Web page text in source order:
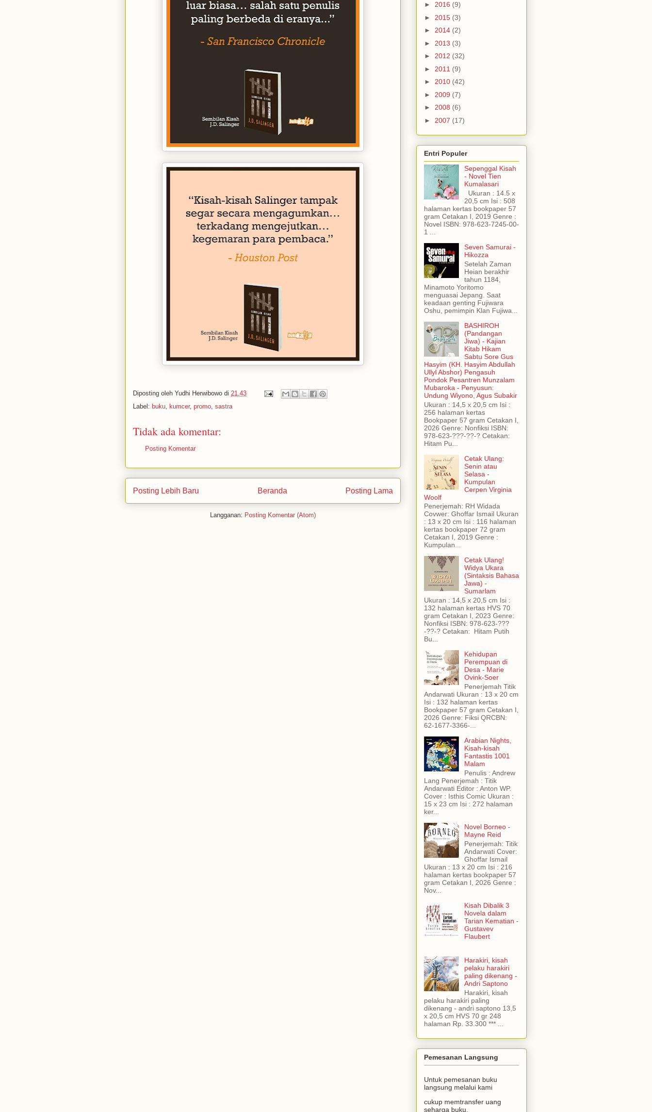
Diposting oleh Yudhi Herwibowo di 21.43
Label: buku, kumcer, promo, sastra
Tidak ada komentar:
Posting Komentar
Posting Lebih Baru Posting Lama
Beranda
Langganan: Posting Komentar (Atom)
► 2016 (9)
► 2015 (3)
► 2014 (2)
► 2013 (3)
► 2012 (32)
► 2011 (9)
► 2010 (42)
► 2009 (7)
► 2008 (6)
► 2007 (17)
Entri Populer
Sepenggal Kisah
- Novel Tien
Kumalasari
Ukuran : 14.5 x
20,5 cm Isi : 508
halaman kertas bookpaper 57
gram Cetakan I, 2019 Genre :
Novel ISBN: 978-623-7245-00-
1 ...
Seven Samurai -
Hikozza
Setelah Zaman
Heian berakhir
tahun 1184,
Minamoto Yoritomo
menguasai Jepang. Saat
keadaan genting Fujiwara
Oshu, pemimpin Klan Fujiwa...
BASHIROH
(Pandangan
Jiwa) - Kajian
Kitab Hikam
Sabtu Sore Gus
Hasyim (KH. Hasyim Abdullah
Ullyl Abshor) Pengasuh
Pondok Pesantren Munzalam
Mubaroka - Penyusun:
Undung Wiyono, Agus Subakir
Ukuran : 14,5 x 20,5 cm Isi :
256 halaman kertas
Bookpaper 57 gram Cetakan I,
2026 Genre: Nonfiksi ISBN:
978-623-???-??-? Cetakan:
Hitam Pu...
Cetak Ulang:
Senin atau
Selasa -
Kumpulan
Cerpen Virginia
Woolf
Penerjemah: RH Widada
Covwer: Ghoffar Ismail Ukuran
: 13 x 20 cm Isi : 116 halaman
kertas bookpaper 72 gram
Cetakan I, 2019 Genre :
Kumpulan...
Cetak Ulang!
Widya Ukara
(Sintaksis Bahasa
Jawa) -
Sumarlam
Ukuran : 14,5 x 20,5 cm Isi :
132 halaman kertas HVS 70
gram Cetakan I, 2023 Genre:
Nonfiksi ISBN: 978-623-???
-??-? Cetakan: Hitam Putih
Bu...
Kehidupan
Perempuan di
Desa - Marie
Ovink-Soer
Penerjemah Titik
Andarwati Ukuran : 13 x 20 cm
Isi : 132 halaman kertas
Bookpaper 57 gram Cetakan I,
2026 Genre: Fiksi QRCBN:
62-1677-3366-...
Arabian Nights,
Kisah-kisah
Fantastis 1001
Malam
Penulis : Andrew
Lang Penerjemah : Titik
Andarwati Editor : Anton WP.
Cover : Isthis Comic Ukuran :
15 x 23 cm Isi : 272 halaman
ker...
Novel Borneo -
Mayne Reid
Penerjemah: Titik
Andarwati Cover:
Ghoffar Ismail
Ukuran : 13 x 20 cm Isi : 216
halaman kertas bookpaper 57
gram Cetakan I, 2026 Genre :
Nov...
Kisah Dibalik 3
Novela dalam
Tarian Kematian -
Gustavev
Flaubert
Harakiri, kisah
pelaku harakiri
paling dikenang -
Andri Saptono
Harakiri, kisah
pelaku harakiri paling
dikenang - andri saptono 13,5
x 20,5 cm HVS 70 gr 248
halaman Rp. 33.300 *** ...
Pemesanan Langsung
Untuk pemesanan buku
langsung melalui kami
cukup memtransfer uang
seharga buku.